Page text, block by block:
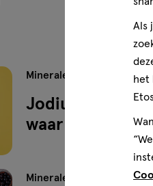
Mineralen
Jodium: wat is
waar is het
Mineralen
Als
het